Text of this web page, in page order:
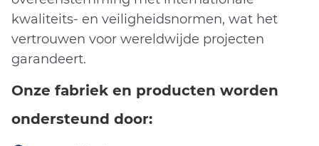
kwaliteits- en veiligheidsnormen, wat het
vertrouwen voor wereldwijde projecten
garandeert.
Onze fabriek en producten worden
ondersteund door: